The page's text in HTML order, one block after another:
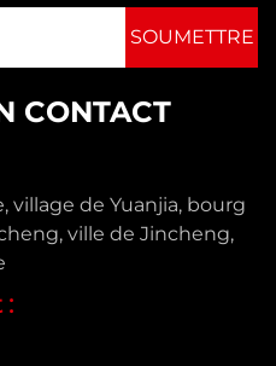
CONTACT
village de Yuanjia, bourg
ville de Jincheng,
: